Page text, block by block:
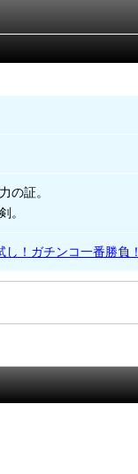
の証。
。
！ガチンコ一番勝負！